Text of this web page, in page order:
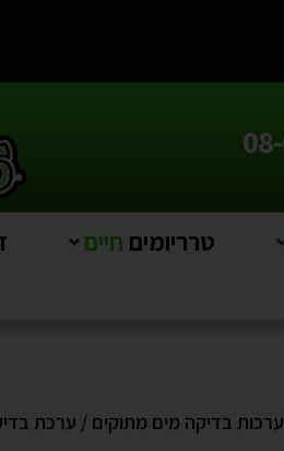
טרריומים חיים
ערכות בדיקה מים מתוקים / ערכת